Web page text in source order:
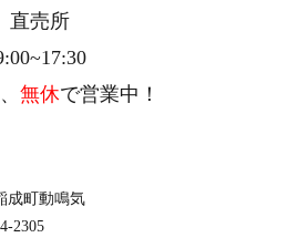
直売所
無休で営業中！
成町動鳴気
2305